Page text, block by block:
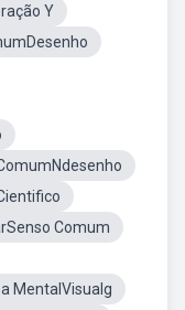
Y
Comum
MentalVisualg